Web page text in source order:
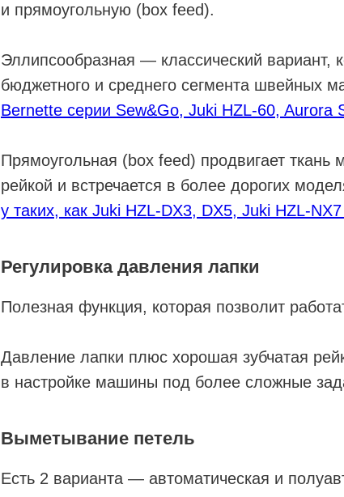
и прямоугольную (box feed).
Эллипсообразная — классический вариант,
бюджетного и среднего сегмента швейных
Bernette серии Sew&Go, Juki HZL-60, Aurora
Прямоугольная (box feed) продвигает
рейкой и встречается в более дорогих
у таких, как Juki HZL-DX3, DX5, Juki HZL-
Регулировка давления лапки
Полезная функция, которая позволит
Давление лапки плюс хорошая зубчатая
в настройке машины под более сложные
Выметывание петель
Есть 2 варианта — автоматическая и